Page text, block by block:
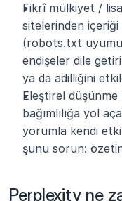
Fikrî mülkiyet /
sitelerinden içeriği
(robots.txt
endişeler dile
ya da adilliğini
Eleştirel düşünme
bağımlılığa yol
yorumla kendi
şunu sorun:
Perplexity ne